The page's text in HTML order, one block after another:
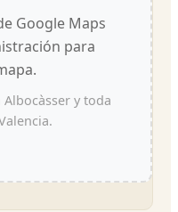
Google Maps
para
y toda